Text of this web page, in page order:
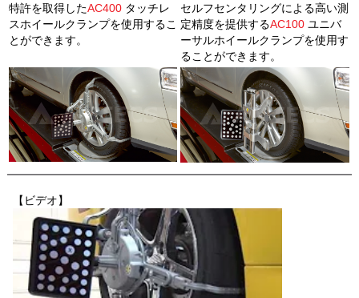
特許を取得したAC400 タッチレ
スホイールクランプを使用するこ
とができます。
セルフセンタリングによる高い測
定精度を提供するAC100 ユニバ
ーサルホイールクランプを使用す
ることができます。
【ビデオ】